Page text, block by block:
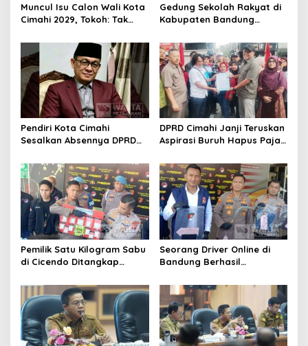
Muncul Isu Calon Wali Kota
Cimahi 2029, Tokoh: Tak
Legitimasi Parpol
Gedung Sekolah Rakyat di
Kabupaten Bandung
Siap Tampung Dua Ribu
Siswa
Pendiri Kota Cimahi
Sesalkan Absennya DPRD
Rebranding RSUD Cibabat
DPRD Cimahi Janji Teruskan
Aspirasi Buruh Hapus Pajak
dan DPR
Pemilik Satu Kilogram Sabu
di Cicendo Ditangkap
Seorang Driver Online di
Bandung Berhasil
Pelaku Pencurian